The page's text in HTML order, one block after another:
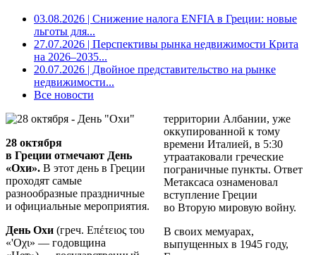
03.08.2026 | Снижение налога ENFIA в Греции: новые
льготы для...
27.07.2026 | Перспективы рынка недвижимости Крита
на 2026–2035...
20.07.2026 | Двойное представительство на рынке
недвижимости...
Все новости
28 октября
в Греции отмечают День
«Охи». В этот день в Греции
проходят самые
разнообразные праздничные
и официальные мероприятия.
День Охи (греч. Επέτειος του
«'Οχι» — годовщина
территории Албании, уже
оккупированной к тому
времени Италией, в 5:30
утраатаковали греческие
пограничные пункты. Ответ
Метаксаса ознаменовал
вступление Греции
во Вторую мировую войну.
В своих мемуарах,
выпущенных в 1945 году,